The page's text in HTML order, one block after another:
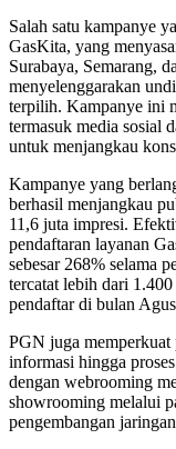
Salah satu kampanye
GasKita, yang
Surabaya, Semarang,
menyelenggarakan
terpilih. Kampanye ini
termasuk media sosial
untuk menjangkau
Kampanye yang
berhasil menjangkau
11,6 juta impresi.
pendaftaran layanan
sebesar 268% selama
tercatat lebih dari
pendaftar di bulan
PGN juga memperkuat
informasi hingga
dengan webrooming
showrooming melalui
pengembangan